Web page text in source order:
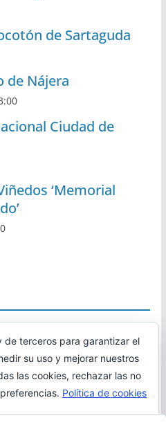
de Sartaguda
de Nájera
Ciudad de
‘Memorial
de terceros para garantizar el
su uso y mejorar nuestros
las cookies, rechazar las no
Política de cookies